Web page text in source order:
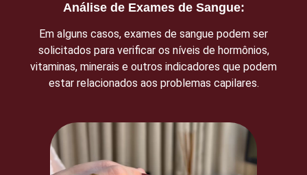
Análise de Exames de Sangue:
Em alguns casos, exames de sangue podem ser
solicitados para verificar os níveis de hormônios,
vitaminas, minerais e outros indicadores que podem
estar relacionados aos problemas capilares.